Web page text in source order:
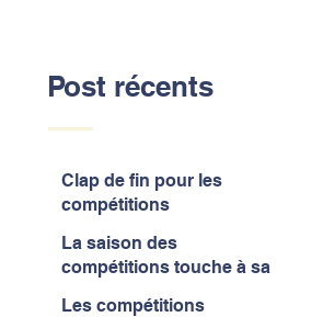
Post récents
Clap de fin pour les
compétitions
La saison des
compétitions touche à sa
Les compétitions